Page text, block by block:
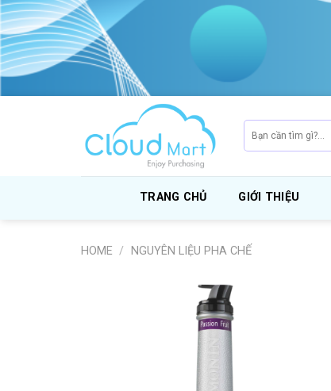
Skip
to
content
for:
TRANG CHỦ GIỚI THIỆU
HOME / NGUYÊN LIỆU PHA CHẾ